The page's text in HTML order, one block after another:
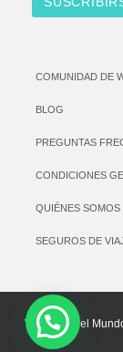
COMUNIDAD DE
BLOG
PREGUNTAS
CONDICIONES
QUIÉNES SOMOS
SEGUROS DE
Vamos por el